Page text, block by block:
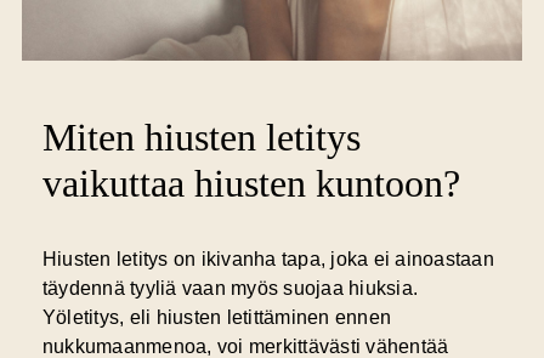
Miten hiusten letitys
vaikuttaa hiusten kuntoon?
Hiusten letitys on ikivanha tapa, joka ei ainoastaan
täydennä tyyliä vaan myös suojaa hiuksia.
Yöletitys, eli hiusten letittäminen ennen
nukkumaanmenoa, voi merkittävästi vähentää